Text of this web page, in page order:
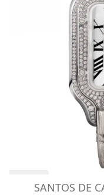
SANTOS DE